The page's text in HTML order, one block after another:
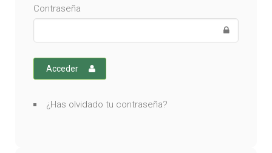
Contraseña
Acceder
¿Has olvidado tu contraseña?